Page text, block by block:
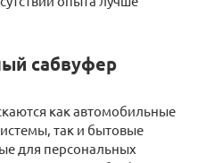
сабвуфер
как автомобильные
так и бытовые
для персональных